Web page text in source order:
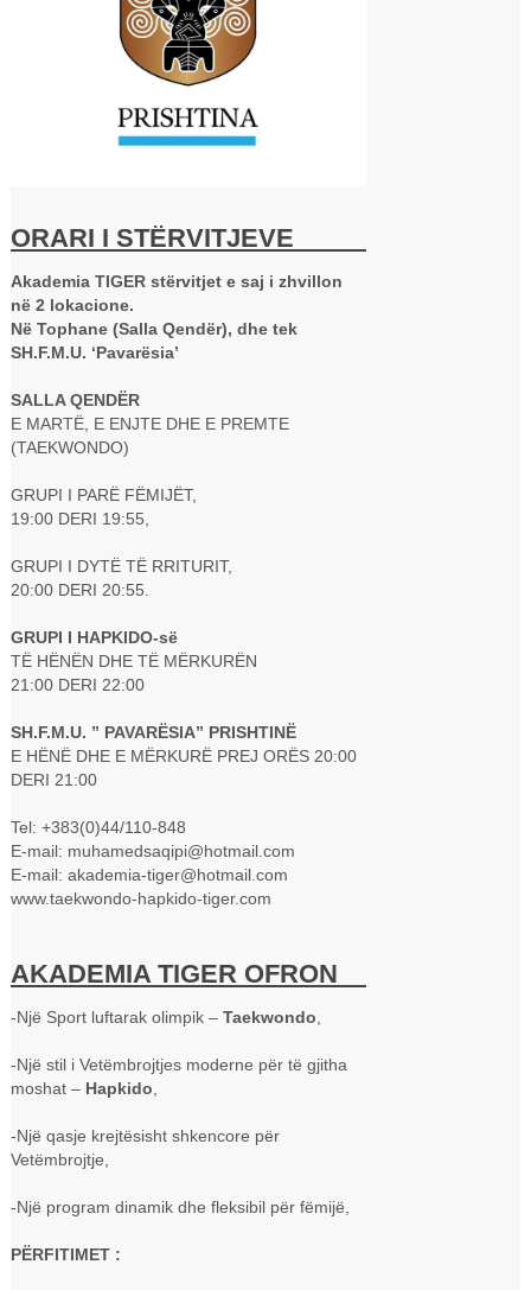
ORARI I STËRVITJEVE
Akademia TIGER stërvitjet e saj i zhvillon
në 2 lokacione.
Në Tophane (Salla Qendër), dhe tek
SH.F.M.U. ‘Pavarësia’
SALLA QENDËR
E MARTË, E ENJTE DHE E PREMTE
(TAEKWONDO)
GRUPI I PARË FËMIJËT,
19:00 DERI 19:55,
GRUPI I DYTË TË RRITURIT,
20:00 DERI 20:55.
GRUPI I HAPKIDO-së
TË HËNËN DHE TË MËRKURËN
21:00 DERI 22:00
SH.F.M.U. ” PAVARËSIA” PRISHTINË
E HËNË DHE E MËRKURË PREJ ORËS 20:00
DERI 21:00
Tel: +383(0)44/110-848
E-mail: muhamedsaqipi@hotmail.com
E-mail: akademia-tiger@hotmail.com
www.taekwondo-hapkido-tiger.com
AKADEMIA TIGER OFRON
-Një Sport luftarak olimpik – Taekwondo
-Një stil i Vetëmbrojtjes moderne për të gjitha
moshat – Hapkido
-Një qasje krejtësisht shkencore për
Vetëmbrojtje,
-Një program dinamik dhe fleksibil për fëmijë,
PËRFITIMET :